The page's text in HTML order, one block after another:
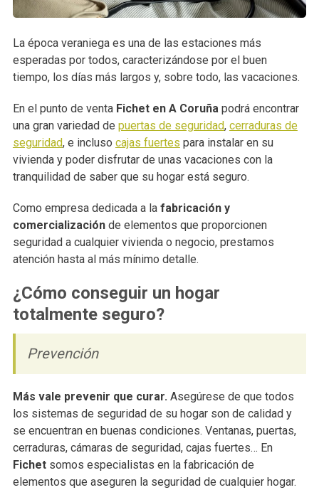
La época veraniega es una de las estaciones más
esperadas por todos, caracterizándose por el buen
tiempo, los días más largos y, sobre todo, las vacaciones.
En el punto de ventaFichet en A Coruñapodrá encontrar
una gran variedad de puertas de seguridad, cerraduras de
seguridad, e incluso cajas fuertes para instalar en su
vivienda y poder disfrutar de unas vacaciones con la
tranquilidad de saber que su hogar está seguro.
Como empresa dedicada a lafabricación y
comercializaciónde elementos que proporcionen
seguridad a cualquier vivienda o negocio, prestamos
atención hasta al más mínimo detalle.
¿Cómo conseguir un hogar
totalmente seguro?
Prevención
Más vale prevenir que curar. Asegúrese de que todos
los sistemas de seguridad de su hogar son de calidad y
se encuentran en buenas condiciones. Ventanas, puertas,
cerraduras, cámaras de seguridad, cajas fuertes… En
Fichetsomos especialistas en la fabricación de
elementos que aseguren la seguridad de cualquier hogar.